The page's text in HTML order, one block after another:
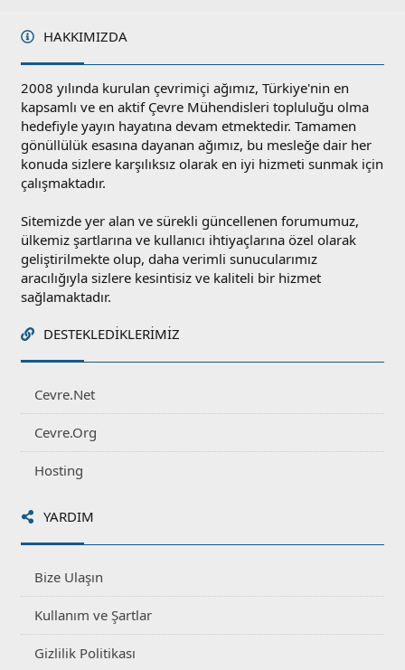
HAKKIMIZDA
2008 yılında kurulan çevrimiçi ağımız, Türkiye'nin en
kapsamlı ve en aktif Çevre Mühendisleri topluluğu olma
hedefiyle yayın hayatına devam etmektedir. Tamamen
gönüllülük esasına dayanan ağımız, bu mesleğe dair her
konuda sizlere karşılıksız olarak en iyi hizmeti sunmak için
çalışmaktadır.
Sitemizde yer alan ve sürekli güncellenen forumumuz,
ülkemiz şartlarına ve kullanıcı ihtiyaçlarına özel olarak
geliştirilmekte olup, daha verimli sunucularımız
aracılığıyla sizlere kesintisiz ve kaliteli bir hizmet
sağlamaktadır.
DESTEKLEDIKLERIMIZ
Cevre.Net
Cevre.Org
Hosting
YARDIM
Bize Ulaşın
Kullanım ve Şartlar
Gizlilik Politikası